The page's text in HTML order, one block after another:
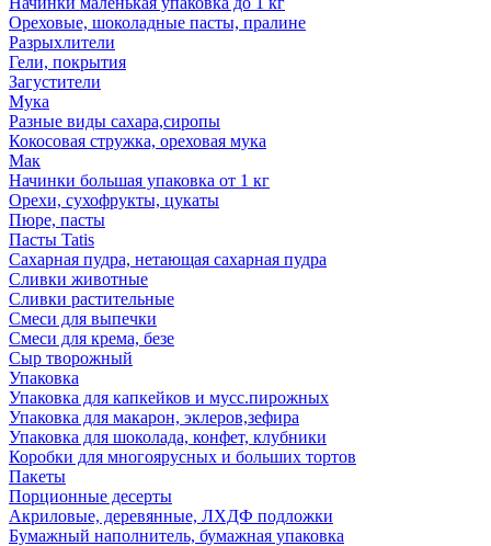
Ореховые, шоколадные пасты, пралине
Разрыхлители
Гели, покрытия
Загустители
Мука
Разные виды сахара,сиропы
Кокосовая стружка, ореховая мука
Мак
Начинки большая упаковка от 1 кг
Орехи, сухофрукты, цукаты
Пюре, пасты
Пасты Tatis
Сахарная пудра, нетающая сахарная пудра
Сливки животные
Сливки растительные
Смеси для выпечки
Смеси для крема, безе
Сыр творожный
Упаковка
Упаковка для капкейков и мусс.пирожных
Упаковка для макарон, эклеров,зефира
Упаковка для шоколада, конфет, клубники
Коробки для многоярусных и больших тортов
Пакеты
Порционные десерты
Акриловые, деревянные, ЛХДФ подложки
Бумажный наполнитель, бумажная упаковка